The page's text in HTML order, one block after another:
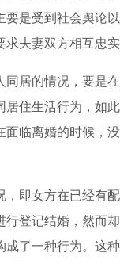
要是受到社会舆论
夫妻双方相互忠实
同居的情况，要是
居住生活行为，如
面临离婚的时候，
，即女方在已经有
行登记结婚，然而
成了一种行为。这